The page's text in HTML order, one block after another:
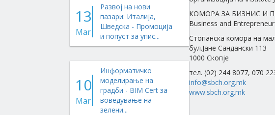
13
Mar
Развој на нови
пазари: Италија,
Шведска - Промоција
и попуст за упис...
10
Mar
Информатичко
моделирање на
градби - BIM Cert за
воведување на
зелени...
КОМОРА ЗА БИЗНИС И
Business and
Стопанска комора на
бул.Јане Сандански 113
1000 Скопје
тел. (02) 244 8077, 070
info@sbch.org.mk
www.sbch.org.mk